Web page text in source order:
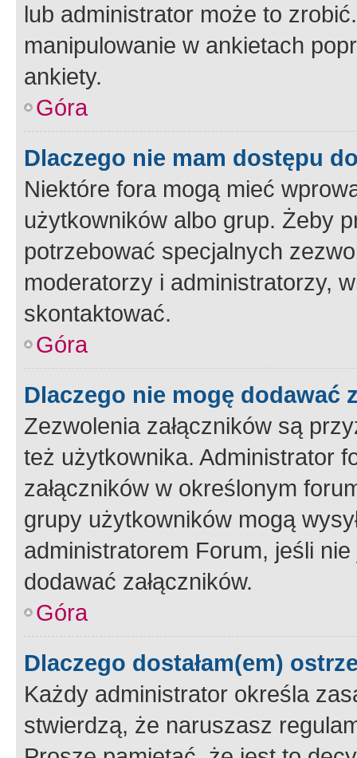
lub administrator może to
manipulowanie w ankietach
ankiety.
Góra
Dlaczego nie mam dostępu
Niektóre fora mogą mieć
użytkowników albo grup. Żeby
potrzebować specjalnych
moderatorzy i administratorzy,
skontaktować.
Góra
Dlaczego nie mogę dodawać
Zezwolenia załączników są
też użytkownika. Administrator
załączników w określonym
grupy użytkowników mogą
administratorem Forum, jeśli
dodawać załączników.
Góra
Dlaczego dostałam(em)
Każdy administrator określa
stwierdzą, że naruszasz